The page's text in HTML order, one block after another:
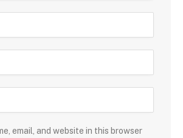
email, and website in this browser